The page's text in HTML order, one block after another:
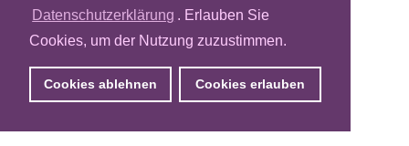
Datenschutzerklärung . Erlauben Sie
Cookies, um der Nutzung zuzustimmen.
Cookies ablehnen Cookies erlauben
Dafür soll mediaflite Werbekunden bei
Buchungen einen Einführungsrabatt von 15
Prozent gewähren. Dieser soll bis zum 31.
Januar kommenden Jahres aufrechterhalten